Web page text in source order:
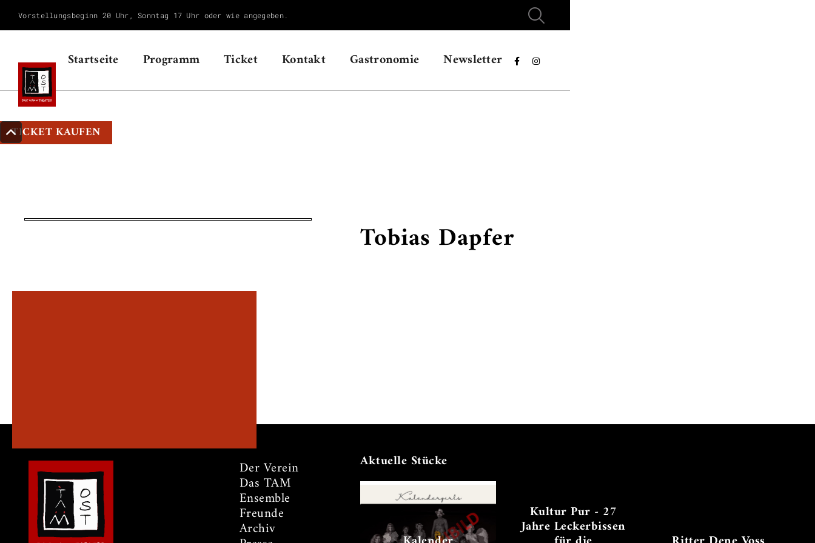
Vorstellungsbeginn 20 Uhr, Sonntag 17 Uhr oder wie angegeben.
Startseite Programm Ticket Kontakt Gastronomie Newsletter  
TICKET KAUFEN
Tobias Dapfer
Der Verein
Das TAM
Ensemble
Freunde
Archiv
Aktuelle Stücke
Kultur Pur - 27
Jahre Leckerbissen